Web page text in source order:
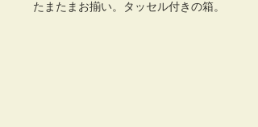
たまたまお揃い。タッセル付きの箱。